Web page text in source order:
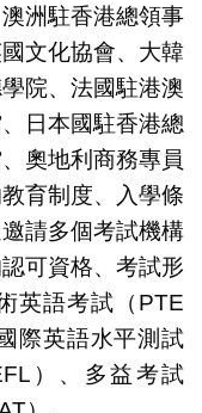
洲駐香港總領事
文化協會、大韓
院、法國駐港澳
日本國駐香港總
奧地利商務專員
育制度、入學條
請多個考試機構
可資格、考試形
英語考試（PTE
際英語水平測試
）、多益考試